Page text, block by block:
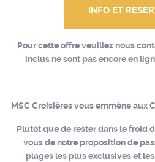
INFO ET
Pour cette offre veuillez nous
inclus ne sont pas encore en
MSC Croisières vous emmène aux
Plutôt que de rester dans le froid
vous de notre proposition de
plages les plus exclusives et